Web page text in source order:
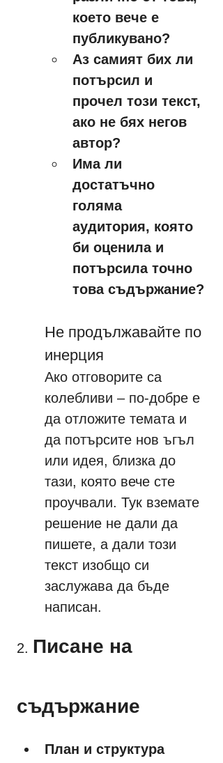
което вече е
публикувано?
Аз самият бих ли
потърсил и
прочел този текст,
ако не бях негов
автор?
Има ли
достатъчно
голяма
аудитория, която
би оценила и
потърсила точно
това съдържание?
Не продължавайте по
инерция
Ако отговорите са
колебливи – по-добре е
да отложите темата и
да потърсите нов ъгъл
или идея, близка до
тази, която вече сте
проучвали. Тук вземате
решение не дали да
пишете, а дали този
текст изобщо си
заслужава да бъде
написан.
2. Писане на
съдържание
План и структура